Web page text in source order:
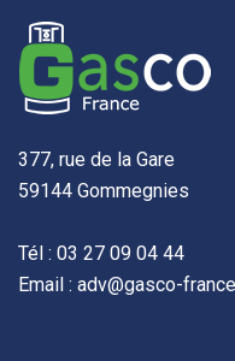
377, rue de la Gare
59144 Gommegnies
Tél : 03 27 09 04 44
Email : adv@gasco-